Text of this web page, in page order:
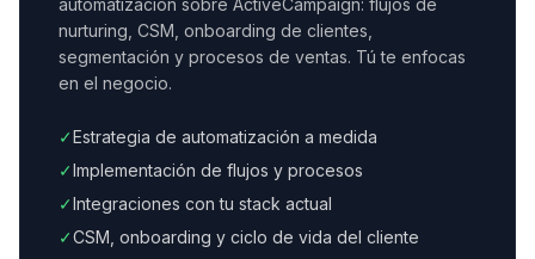
automatización sobre ActiveCampaign: flujos de
nurturing, CSM, onboarding de clientes,
segmentación y procesos de ventas. Tú te enfocas
en el negocio.
✓Estrategia de automatización a medida
✓Implementación de flujos y procesos
✓Integraciones con tu stack actual
✓CSM, onboarding y ciclo de vida del cliente